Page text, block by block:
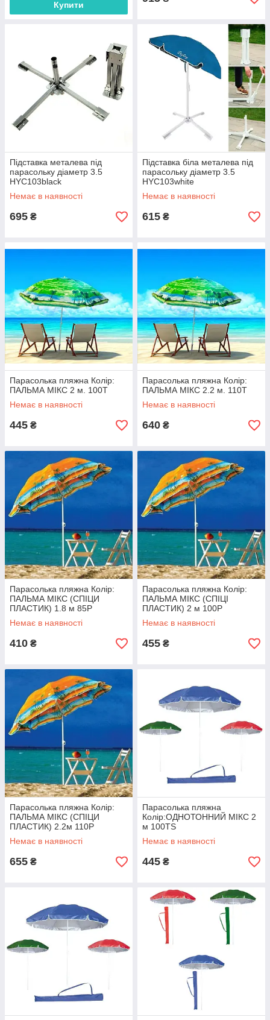
Купити
Підставка металева під
парасольку діаметр 3.5
HYC103black
Немає в наявності
695 ₴
Підставка біла металева під
парасольку діаметр 3.5
HYC103white
Немає в наявності
615 ₴
Парасолька пляжна Колір:
ПАЛЬМА МІКС 2 м. 100T
Немає в наявності
445 ₴
Парасолька пляжна Колір:
ПАЛЬМА МІКС 2.2 м. 110T
Немає в наявності
640 ₴
Парасолька пляжна Колір:
ПАЛЬМА МІКС (СПІЦИ
ПЛАСТИК) 1.8 м 85P
Немає в наявності
410 ₴
Парасолька пляжна Колір:
ПАЛЬМА МІКС (СПІЦІ
ПЛАСТИК) 2 м 100P
Немає в наявності
455 ₴
Парасолька пляжна Колір:
ПАЛЬМА МІКС (СПІЦИ
ПЛАСТИК) 2.2м 110P
Немає в наявності
655 ₴
Парасолька пляжна
Колір:ОДНОТОННИЙ МІКС 2
м 100TS
Немає в наявності
445 ₴